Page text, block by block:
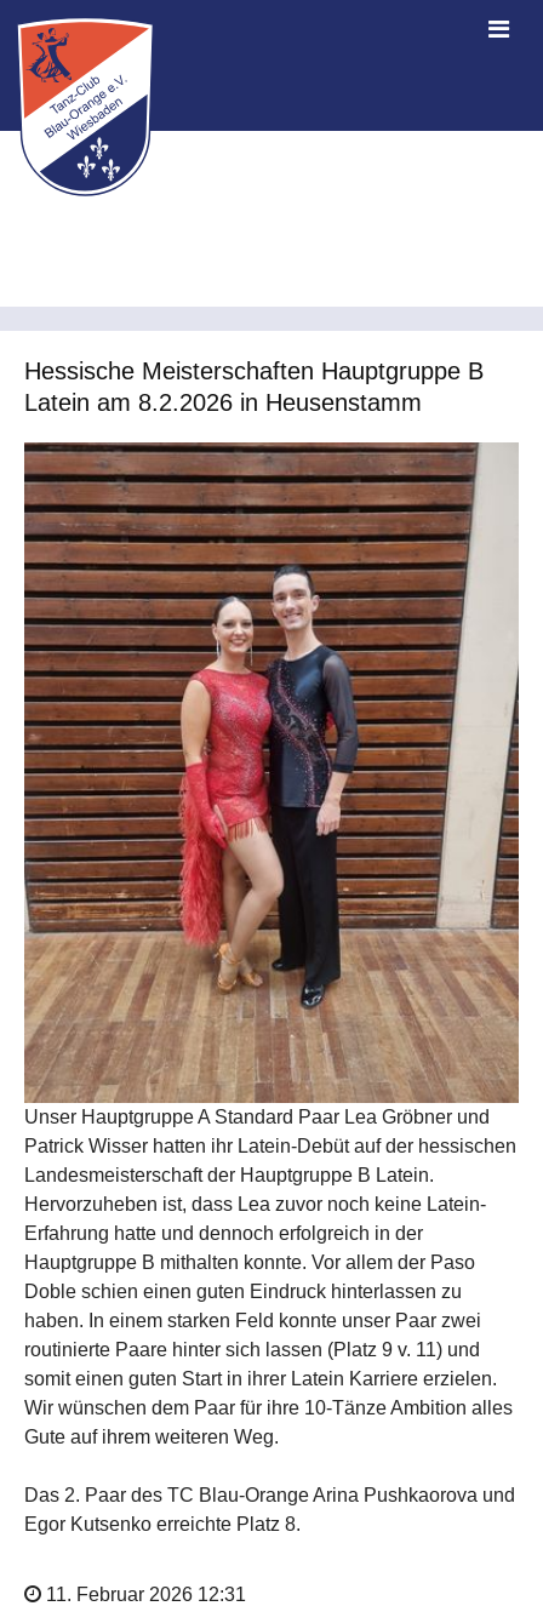
Hessische Meisterschaften Hauptgruppe B
Latein am 8.2.2026 in Heusenstamm
Unser Hauptgruppe A Standard Paar Lea Gröbner und
Patrick Wisser hatten ihr Latein-Debüt auf der hessischen
Landesmeisterschaft der Hauptgruppe B Latein.
Hervorzuheben ist, dass Lea zuvor noch keine Latein-
Erfahrung hatte und dennoch erfolgreich in der
Hauptgruppe B mithalten konnte. Vor allem der Paso
Doble schien einen guten Eindruck hinterlassen zu
haben. In einem starken Feld konnte unser Paar zwei
routinierte Paare hinter sich lassen (Platz 9 v. 11) und
somit einen guten Start in ihrer Latein Karriere erzielen.
Wir wünschen dem Paar für ihre 10-Tänze Ambition alles
Gute auf ihrem weiteren Weg.
Das 2. Paar des TC Blau-Orange Arina Pushkaorova und
Egor Kutsenko erreichte Platz 8.
11. Februar 2026 12:31